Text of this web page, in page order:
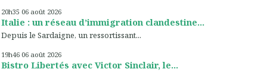
20h35 06 août 2026
Italie : un réseau d’immigration clandestine...
Depuis le Sardaigne, un ressortissant...
19h46 06 août 2026
Bistro Libertés avec Victor Sinclair, le...